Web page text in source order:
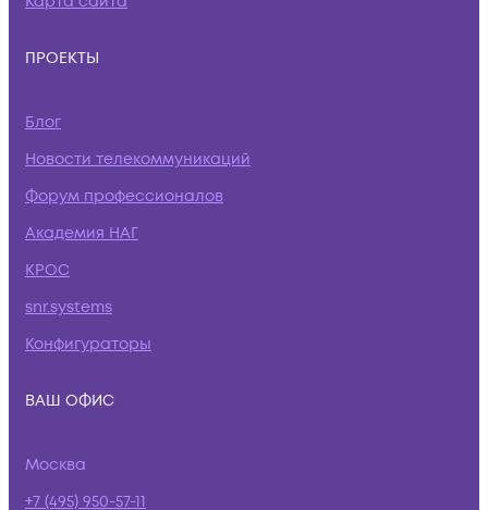
ПРОЕКТЫ
Блог
Новости телекоммуникаций
Форум профессионалов
Академия НАГ
КРОС
snr.systems
Конфигураторы
ВАШ ОФИС
Москва
+7 (495) 950-57-11